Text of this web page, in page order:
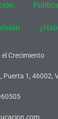
Crecimiento
1, 46002,